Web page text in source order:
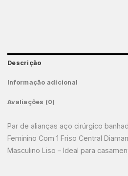
Descrição
Informação adicional
Avaliações (0)
Par de alianças aço cirúrgico
Feminino Com 1 Friso Central
Masculino Liso – Ideal para